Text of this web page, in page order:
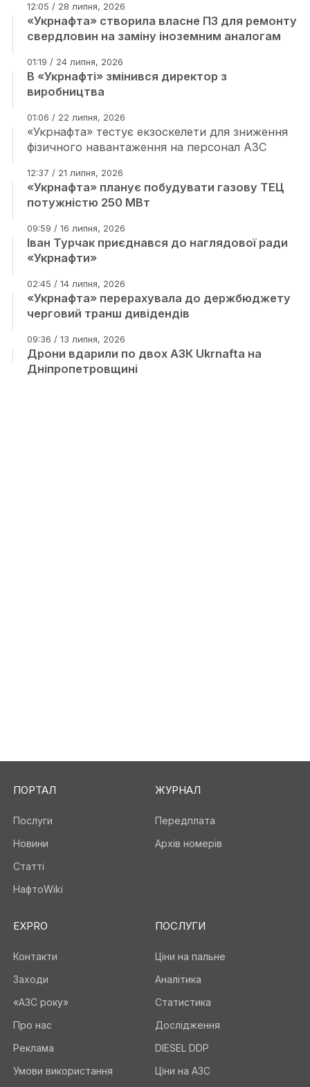
12:05 / 28 липня, 2026
«Укрнафта» створила власне ПЗ для ремонту
свердловин на заміну іноземним аналогам
01:19 / 24 липня, 2026
В «Укрнафті» змінився директор з
виробництва
01:06 / 22 липня, 2026
«Укрнафта» тестує екзоскелети для зниження
фізичного навантаження на персонал АЗС
12:37 / 21 липня, 2026
«Укрнафта» планує побудувати газову ТЕЦ
потужністю 250 МВт
09:59 / 16 липня, 2026
Іван Турчак приєднався до наглядової ради
«Укрнафти»
02:45 / 14 липня, 2026
«Укрнафта» перерахувала до держбюджету
черговий транш дивідендів
09:36 / 13 липня, 2026
Дрони вдарили по двох АЗК Ukrnafta на
Дніпропетровщині
ПОРТАЛ
Послуги
Новини
Статті
НафтоWiki
ЖУРНАЛ
Передплата
Архів номерів
EXPRO
Контакти
Заходи
«АЗС року»
Про нас
Реклама
Умови використання
ПОСЛУГИ
Ціни на пальне
Аналітика
Статистика
Дослідження
DIESEL DDP
Ціни на АЗС